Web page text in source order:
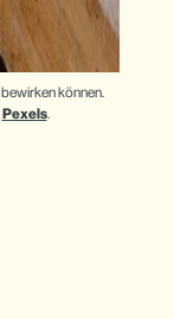
können.
Pexels.